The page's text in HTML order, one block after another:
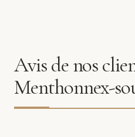
Avis de nos
Menthonnex-